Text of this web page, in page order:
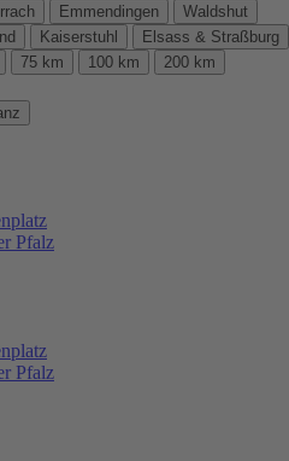
Emmendingen
Waldshut
Kaiserstuhl
Elsass & Straßburg
75 km 100 km
200 km
Pfalz
Pfalz